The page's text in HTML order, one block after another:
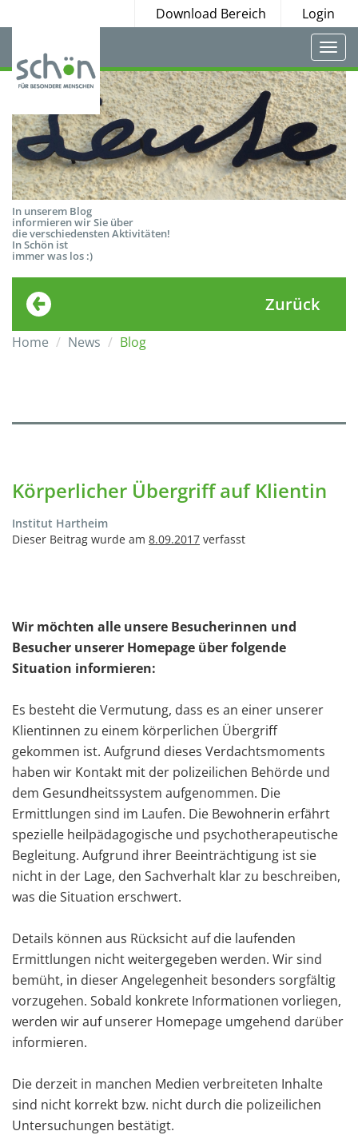
Download Bereich Login
In unserem Blog
informieren wir Sie über
die verschiedensten Aktivitäten!
In Schön ist
immer was los :)
Zurück
Home News Blog
Körperlicher Übergriff auf Klientin
Institut Hartheim
Dieser Beitrag wurde am 8.09.2017 verfasst
Wir möchten alle unsere Besucherinnen und
Besucher unserer Homepage über folgende
Situation informieren:
Es besteht die Vermutung, dass es an einer unserer
Klientinnen zu einem körperlichen Übergriff
gekommen ist. Aufgrund dieses Verdachtsmoments
haben wir Kontakt mit der polizeilichen Behörde und
dem Gesundheitssystem aufgenommen. Die
Ermittlungen sind im Laufen. Die Bewohnerin erfährt
spezielle heilpädagogische und psychotherapeutische
Begleitung. Aufgrund ihrer Beeinträchtigung ist sie
nicht in der Lage, den Sachverhalt klar zu beschreiben,
was die Situation erschwert.
Details können aus Rücksicht auf die laufenden
Ermittlungen nicht weitergegeben werden. Wir sind
bemüht, in dieser Angelegenheit besonders sorgfältig
vorzugehen. Sobald konkrete Informationen vorliegen,
werden wir auf unserer Homepage umgehend darüber
informieren.
Die derzeit in manchen Medien verbreiteten Inhalte
sind nicht korrekt bzw. nicht durch die polizeilichen
Untersuchungen bestätigt.